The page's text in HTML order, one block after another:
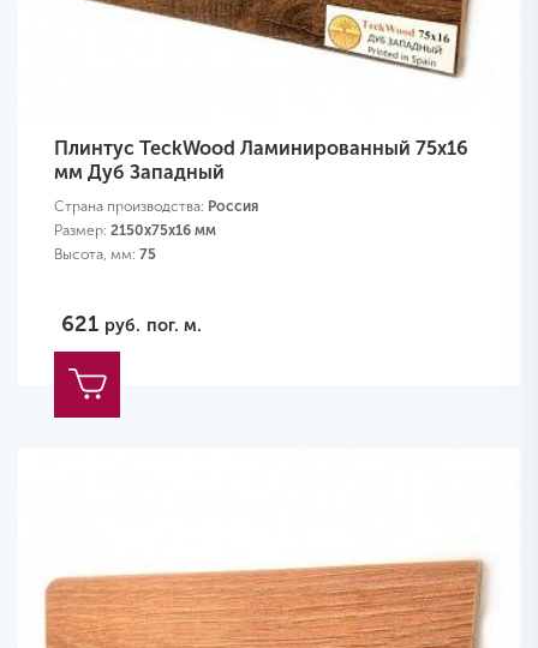
Плинтус TeckWood Ламинированный 75х16
мм Дуб Западный
Страна производства: Россия
Размер: 2150х75х16 мм
Высота, мм: 75
621 руб. пог. м.